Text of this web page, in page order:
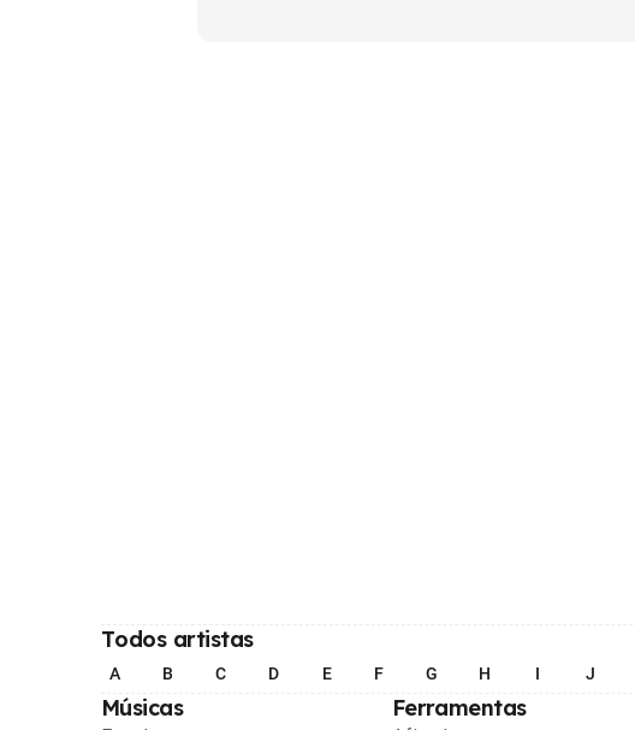
Todos artistas
A B C D E F G H I J
Músicas Ferramentas